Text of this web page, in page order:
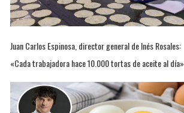
Juan Carlos Espinosa, director general de Inés Rosales:
«Cada trabajadora hace 10.000 tortas de aceite al día»